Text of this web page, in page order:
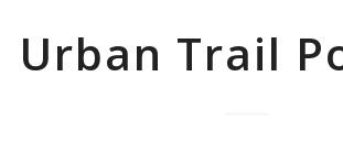
Urban Trail